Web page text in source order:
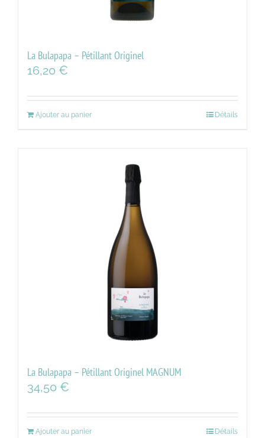
La Bulapapa – Pétillant Originel
16,20 €
Ajouter au panier Détails
La Bulapapa – Pétillant Originel MAGNUM
34,50 €
Ajouter au panier Détails